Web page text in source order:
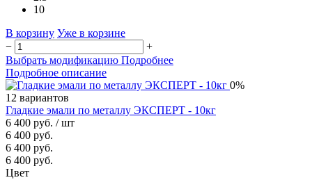
10
В корзину Уже в корзине
−
+
Выбрать модификацию Подробнее
Подробное описание
0%
12 вариантов
Гладкие эмали по металлу ЭКСПЕРТ - 10кг
6 400 руб. / шт
6 400 руб.
6 400 руб.
6 400 руб.
Цвет